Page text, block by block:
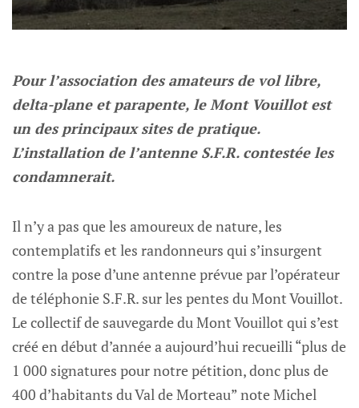
Pour l’association des amateurs de vol libre,
delta-plane et parapente, le Mont Vouillot est
un des principaux sites de pratique.
L’installation de l’antenne S.F.R. contestée les
condamnerait.
Il n’y a pas que les amoureux de nature, les
contemplatifs et les randonneurs qui s’insurgent
contre la pose d’une antenne prévue par l’opérateur
de téléphonie S.F.R. sur les pentes du Mont Vouillot.
Le collectif de sauvegarde du Mont Vouillot qui s’est
créé en début d’année a aujourd’hui recueilli “plus de
1 000 signatures pour notre pétition, donc plus de
400 d’habitants du Val de Morteau” note Michel